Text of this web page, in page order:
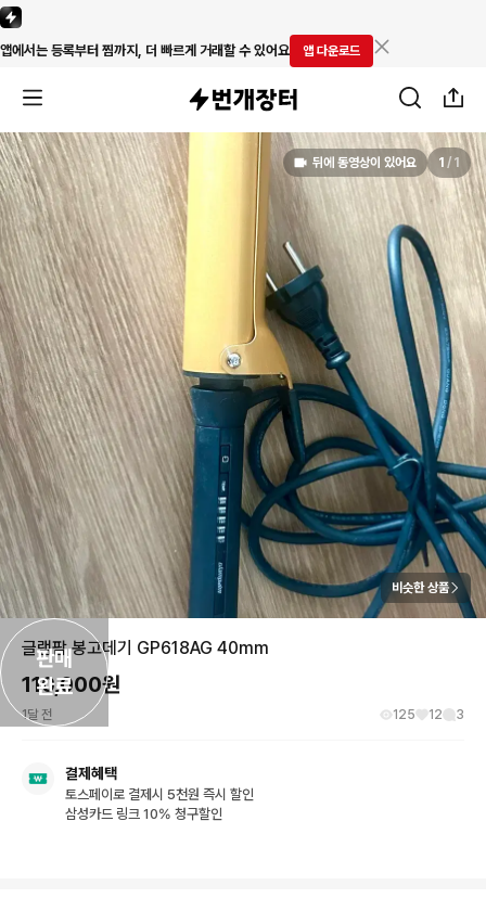
앱에서는 등록부터 찜까지, 더 빠르게 거래할 수 있어요 앱 다운로드
판매
완료
뒤에 동영상이 있어요 1 / 1
비슷한 상품
글램팜 봉고데기 GP618AG 40mm
110,000원
1달 전 125 12 3
결제혜택
토스페이로 결제시 5천원 즉시 할인
삼성카드 링크 10% 청구할인